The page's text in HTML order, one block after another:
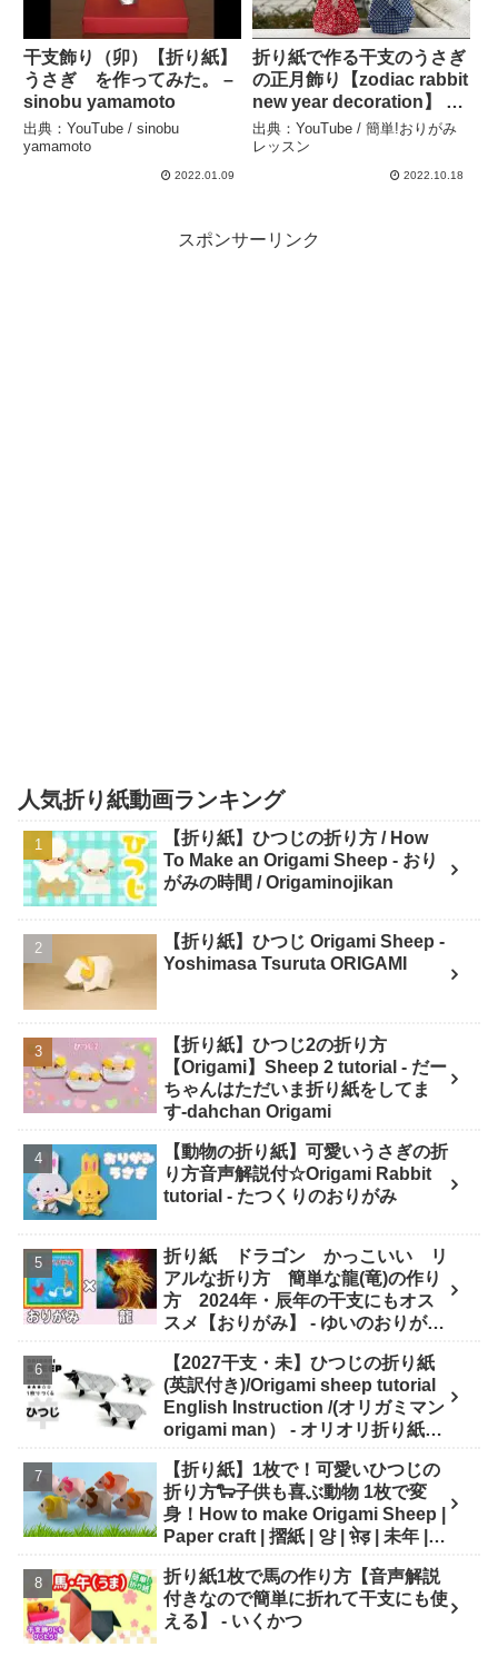
干支飾り（卯）【折り紙】
うさぎ を作ってみた。 –
sinobu yamamoto
出典：YouTube / sinobu
yamamoto
2022.01.09
折り紙で作る干支のうさぎ
の正月飾り【zodiac rabbit
new year decoration】 –
簡単!おりがみレッスン
出典：YouTube / 簡単!おりがみ
レッスン
2022.10.18
スポンサーリンク
人気折り紙動画ランキング
【折り紙】ひつじの折り方 / How
To Make an Origami Sheep - おり
がみの時間 / Origaminojikan
【折り紙】ひつじ Origami Sheep -
Yoshimasa Tsuruta ORIGAMI
【折り紙】ひつじ2の折り方
【Origami】Sheep 2 tutorial - だー
ちゃんはただいま折り紙をしてま
す-dahchan Origami
【動物の折り紙】可愛いうさぎの折
り方音声解説付☆Origami Rabbit
tutorial - たつくりのおりがみ
折り紙 ドラゴン かっこいい リ
アルな折り方 簡単な龍(竜)の作り
方 2024年・辰年の干支にもオス
スメ【おりがみ】 - ゆいのおりがみ
【2027干支・未】ひつじの折り紙
(英訳付き)/Origami sheep tutorial
English Instruction /(オリガミマン
origami man） - オリオリ折り紙マ
房あらき)
【折り紙】1枚で！可愛いひつじの
折り方🐑子供も喜ぶ動物 1枚で変
身！How to make Origami Sheep |
Paper craft | 摺紙 | 양 | भे़ड़ | 未年 |
折り紙1枚で馬の作り方【音声解説
付きなので簡単に折れて干支にも使
える】 - いくかつ